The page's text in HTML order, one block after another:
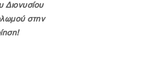
Διονυσίου
στην